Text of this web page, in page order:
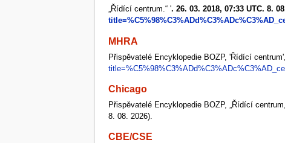
„Řídící centrum.“ '. 26. 03. 2018, 07:33 UTC. 8.
MHRA
Přispěvatelé Encyklopedie BOZP, 'Řídící centrum',
Chicago
Přispěvatelé Encyklopedie BOZP, „Řídící
8. 08. 2026).
CBE/CSE